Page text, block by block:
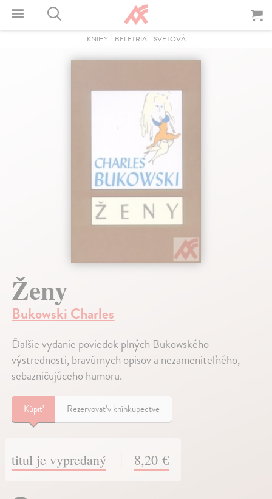
KNIHY- BELETRIA- SVETOVÁ
Ženy
Bukowski Charles
Ďalšie vydanie poviedok plných Bukowského
výstrednosti, bravúrnych opisov a nezameniteľného,
sebazničujúceho humoru.
Kúpiť Rezervovať v kníhkupectve
titul je vypredaný 8,20 €